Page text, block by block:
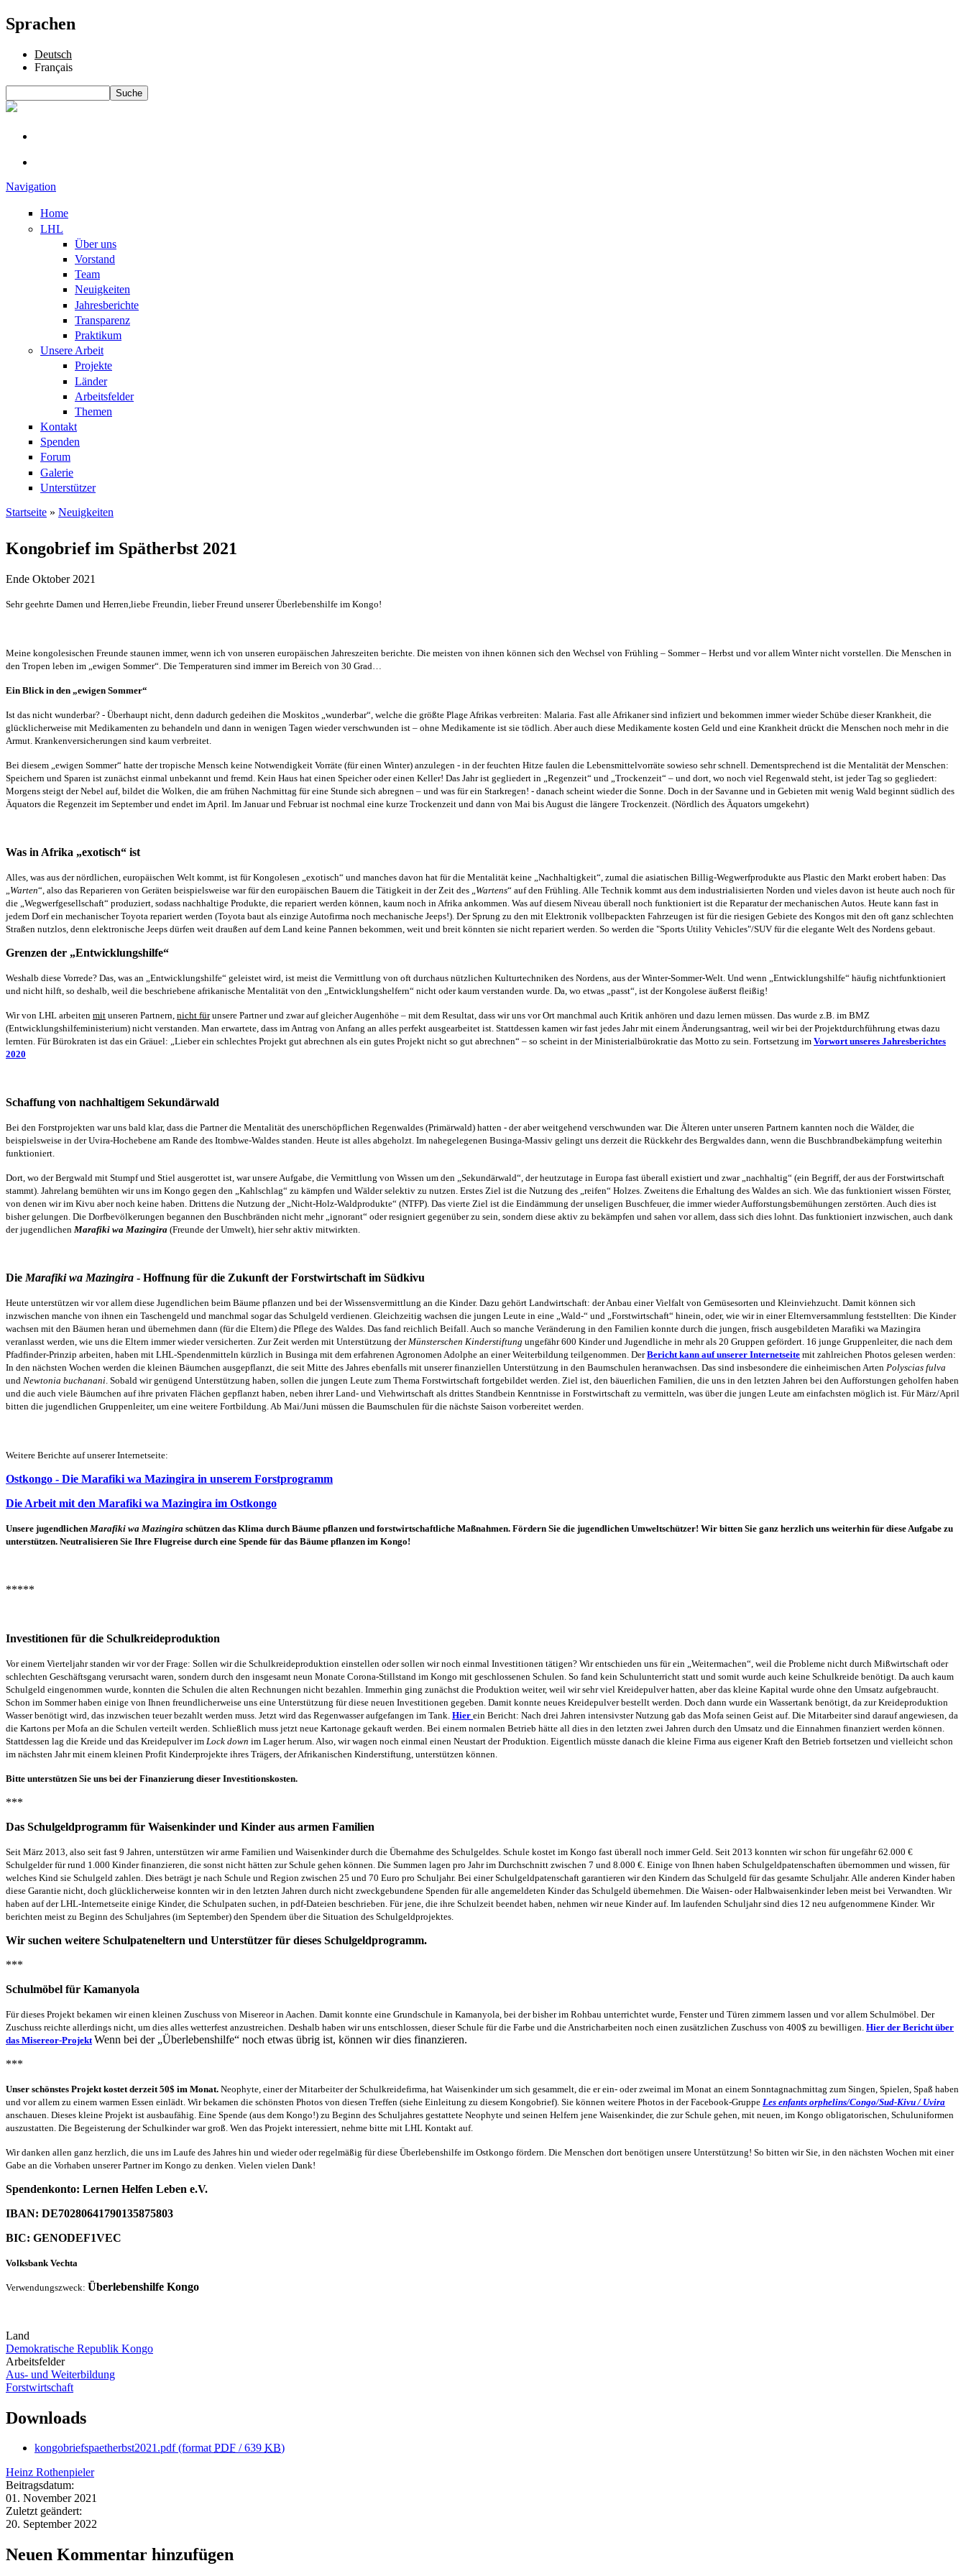
Sprachen
Deutsch
Français
Suchformular
Navigation
Home
LHL
Über uns
Vorstand
Team
Neuigkeiten
Jahresberichte
Transparenz
Praktikum
Unsere Arbeit
Projekte
Länder
Arbeitsfelder
Themen
Kontakt
Spenden
Forum
Galerie
Unterstützer
Startseite » Neuigkeiten
Kongobrief im Spätherbst 2021
Ende Oktober 2021
Sehr geehrte Damen und Herren,liebe Freundin, lieber Freund unserer Überlebenshilfe im Kongo!
Meine kongolesischen Freunde staunen immer, wenn ich von unseren europäischen Jahreszeiten berichte. Die meisten von ihnen können sich den Wechsel von Frühling – Sommer – Herbst und vor allem Winter nicht vorstellen. Die Menschen in
den Tropen leben im „ewigen Sommer“. Die Temperaturen sind immer im Bereich von 30 Grad…
Ein Blick in den „ewigen Sommer“
Ist das nicht wunderbar? - Überhaupt nicht, denn dadurch gedeihen die Moskitos „wunderbar“, welche die größte Plage Afrikas verbreiten: Malaria. Fast alle Afrikaner sind infiziert und bekommen immer wieder Schübe dieser Krankheit, die
glücklicherweise mit Medikamenten zu behandeln und dann in wenigen Tagen wieder verschwunden ist – ohne Medikamente ist sie tödlich. Aber auch diese Medikamente kosten Geld und eine Krankheit drückt die Menschen noch mehr in die
Armut. Krankenversicherungen sind kaum verbreitet.
Bei diesem „ewigen Sommer“ hatte der tropische Mensch keine Notwendigkeit Vorräte (für einen Winter) anzulegen - in der feuchten Hitze faulen die Lebensmittelvorräte sowieso sehr schnell. Dementsprechend ist die Mentalität der Menschen:
Speichern und Sparen ist zunächst einmal unbekannt und fremd. Kein Haus hat einen Speicher oder einen Keller! Das Jahr ist gegliedert in „Regenzeit“ und „Trockenzeit“ – und dort, wo noch viel Regenwald steht, ist jeder Tag so gegliedert:
Morgens steigt der Nebel auf, bildet die Wolken, die am frühen Nachmittag für eine Stunde sich abregnen – und was für ein Starkregen! - danach scheint wieder die Sonne. Doch in der Savanne und in Gebieten mit wenig Wald beginnt südlich des
Äquators die Regenzeit im September und endet im April. Im Januar und Februar ist nochmal eine kurze Trockenzeit und dann von Mai bis August die längere Trockenzeit. (Nördlich des Äquators umgekehrt)
Was in Afrika „exotisch“ ist
Alles, was aus der nördlichen, europäischen Welt kommt, ist für Kongolesen „exotisch“ und manches davon hat für die Mentalität keine „Nachhaltigkeit“, zumal die asiatischen Billig-Wegwerfprodukte aus Plastic den Markt erobert haben: Das
Warten“, also das Reparieren von Geräten beispielsweise war für den europäischen Bauern die Tätigkeit in der Zeit des „ Wartens“ auf den Frühling. Alle Technik kommt aus dem industrialisierten Norden und vieles davon ist heute auch noch für
die „Wegwerfgesellschaft“ produziert, sodass nachhaltige Produkte, die repariert werden können, kaum noch in Afrika ankommen. Was auf diesem Niveau überall noch funktioniert ist die Reparatur der mechanischen Autos. Heute kann fast in
jedem Dorf ein mechanischer Toyota repariert werden (Toyota baut als einzige Autofirma noch mechanische Jeeps!). Der Sprung zu den mit Elektronik vollbepackten Fahrzeugen ist für die riesigen Gebiete des Kongos mit den oft ganz schlechten
Straßen nutzlos, denn elektronische Jeeps dürfen weit draußen auf dem Land keine Pannen bekommen, weit und breit könnten sie nicht repariert werden. So werden die "Sports Utility Vehicles"/SUV für die elegante Welt des Nordens gebaut.
Grenzen der „Entwicklungshilfe“
Weshalb diese Vorrede? Das, was an „Entwicklungshilfe“ geleistet wird, ist meist die Vermittlung von oft durchaus nützlichen Kulturtechniken des Nordens, aus der Winter-Sommer-Welt. Und wenn „Entwicklungs­hilfe“ häufig nichtfunktioniert
und nicht hilft, so deshalb, weil die beschriebene afrikanische Mentalität von den „Entwicklungshelfern“ nicht oder kaum verstanden wurde. Da, wo etwas „passt“, ist der Kongolese äußerst fleißig!
Wir von LHL arbeiten mit unseren Partnern, nicht fürunsere Partner und zwar auf gleicher Augenhöhe – mit dem Resultat, dass wir uns vor Ort manchmal auch Kritik anhören und dazu lernen müssen. Das wurde z.B. im BMZ
(Entwicklungshilfeministerium) nicht verstanden. Man erwartete, dass im Antrag von Anfang an alles perfekt ausgearbeitet ist. Stattdessen kamen wirfast jedes Jahrmit einem Änderungsantrag, weil wirbei der Projektdurchführung etwas dazu
lernten. Für Bürokraten ist das ein Gräuel: „Lieber ein schlechtes Projekt gut abrechnen als ein gutes Projekt nicht so gut abrechnen“ – so scheint in der Ministerialbürokratie das Motto zu sein Fortsetzung im Vorwort unseres Jahresberichtes
2020
Schaffung von nachhaltigem Sekundärwald
Bei den Forstprojekten war uns bald klar, dass die Partner die Mentalität des unerschöpflichen Regenwal­des (Primärwald) hatten - der aber weitgehend verschwunden war. Die Älteren unter unseren Partnern kannten noch die Wälder, die
beispielsweise in der Uvira-Hochebene am Rande des Itombwe-Waldes standen. Heute ist alles abgeholzt. Im nahegelegenen Businga-Massiv gelingt uns derzeit die Rückkehr des Bergwaldes dann, wenn die Buschbrandbekämpfung weiterhin
funktioniert.
Dort, wo der Bergwald mit Stumpf und Stiel ausgerottet ist, war unsere Aufgabe, die Vermittlung von Wissen um den „Sekundärwald“, der heutzutage in Europa fast überall existiert und zwar „nachhaltig“ (ein Begriff, der aus derForstwirtschaft
stammt) Jahrelang bemühten wir uns im Kongo gegen den „Kahlschlag“ zu kämpfen und Wälder selektiv zu nutzen. Erstes Ziel ist die Nutzung des „reifen“ Holzes. Zweitens die Erhaltung des Waldes an sich. Wie das funktioniert wissen Förster,
von denen wir im Kivu aber noch keine haben Drittens die Nutzung der „Nicht-Holz-Waldprodukte“ (NTFP) . Das vierte Ziel ist die Eindämmung der unseligen Buschfeuer, die immer wieder Aufforstungsbemühungen zerstörten. Auch dies ist
bishergelungen. Die Dorfbevölkerungen begannen den Buschbränden nicht mehr„ignorant“ oder resigniert gegenüber zu sein, sondern diese aktiv zu bekämpfen und sahen vor allem, dass sich dies lohnt . Das funktioniert inzwischen, auch dank
derjugendlichen Marafiki wa Mazingira (Freunde der Umwelt), hier sehr aktiv mitwirkten.
Die Marafiki wa Mazingira - Hoffnung für die Zukunft der Forstwirtschaft im Südkivu
Heute unterstützen wir vor allem diese Jugendlichen beim Bäume pflanzen und bei der Wissensvermittlung an die Kinder. Dazu gehört Landwirtschaft: der Anbau einer Vielfalt von Gemüsesorten und Kleinviehzucht. Damit können sich
inzwischen manche von ihnen ein Taschengeld und manchmal sogar das Schulgeld verdienen. Gleichzeitig wachsen die jungen Leute in eine „Wald-“ und „Forstwirtschaft“ hinein, oder, wie wir in einer Elternversammlung feststellten: Die Kinder
wachsen mit den Bäumen heran und übernehmen dann (für die Eltern) die Pflege des Waldes. Das fand reichlich Beifall. Auch so manche Veränderung in den Familien konnte durch die jungen, frisch ausgebildeten Marafiki wa Mazingira
veranlasst werden, wie uns die Eltern immer wieder versicherten. Zur Zeit werden mit Unterstützung der Münsterschen Kinderstiftung ungefähr 600 Kinder und Jugendliche in mehr als 20 Gruppen gefördert . 16 junge Gruppenleiter, die nach dem
Pfadfinder-Prinzip arbeiten, haben mit LHL-Spendenmitteln kürzlich in Businga mit dem erfahrenen Agronomen Adolphe an einer Weiterbildung teilgenommen. DerBericht kann auf unserer Internetseite mit zahlreichen Photos gelesen werden:
In den nächsten Wochen werden die kleinen Bäumchen ausgepflanzt, die seit Mitte des Jahres ebenfalls mit unserer finanziellen Unterstützung in den Baumschulen heranwachsen. Das sind insbesondere die einheimischen Arten Polyscias fulva
und Newtonia buchanani Sobald wir genügend Unterstützung haben, sollen die jungen Leute zum Thema Forstwirtschaft fortgebildet werden. Ziel ist, den bäuerlichen Familien, die uns in den letzten Jahren bei den Aufforstungen geholfen haben
und die auch viele Bäumchen auf ihre privaten Flächen gepflanzt haben, neben ihrer Land- und Viehwirtschaft als drittes Standbein Kenntnisse in Forstwirtschaft zu vermitteln, was über die jungen Leute am einfachsten möglich ist Für März/April
bitten die jugendlichen Gruppenleiter, um eine weitere Fortbildung. Ab Mai/Juni müssen die Baumschulen für die nächste Saison vorbereitet werden.
Weitere Berichte auf unserer Internetseite:
Ostkongo - Die Marafiki wa Mazingira in unserem Forstprogramm
Die Arbeit mit den Marafiki wa Mazingira im Ostkongo
Unsere jugendlichen Marafiki wa Mazingira schützen das Klima durch Bäume pflanzen und forstwirtschaftliche Maßnahmen. Fördern Sie die jugendlichen Umweltschützer! Wir bitten Sie ganz herzlich uns weiterhin für diese Aufgabe zu
unterstützen. Neutralisieren Sie Ihre Flugreise durch eine Spende für das Bäume pflanzen im Kongo!
*****
Investitionen für die Schulkreideproduktion
Vor einem Vierteljahr standen wir vor der Frage: Sollen wir die Schulkreideproduktion einstellen oder sollen wir noch einmal Investitionen tätigen? Wir entschieden uns für ein „Weitermachen“, weil die Probleme nicht durch Mißwirtschaft oder
schlechten Geschäftsgang verursacht waren, sondern durch den insgesamt neun Monate Corona-Stillstand im Kongo mit geschlossenen Schulen. So fand kein Schulunterricht statt und somit wurde auch keine Schulkreide benötigt. Da auch kaum
Schulgeld eingenommen wurde, konnten die Schulen die alten Rechnungen nicht bezahlen. Immerhin ging zunächst die Produktion weiter, weil wir sehr viel Kreidepulver hatten, aber das kleine Kapital wurde ohne den Umsatz aufgebraucht.
Schon im Sommer haben einige von Ihnen freundlicherweise uns eine Unterstützung für diese neuen Investitionen gegeben. Damit konnte neues Kreidepulver bestellt werden. Doch dann wurde ein Wassertank benötigt, da zur Kreideproduktion
Wasser benötigt wird, das inzwischen teuer bezahlt werden muss. Jetzt wird das Regenwasser aufgefangen im Tank. Hier ein Bericht: Nach drei Jahren intensivster Nutzung gab das Mofa seinen Geist auf. Die Mitarbeiter sind darauf angewiesen, da
die Kartons per Mofa an die Schulen verteilt werden. Schließlich muss jetzt neue Kartonage gekauft werden. Bei einem normalen Betrieb hätte all dies in den letzten zwei Jahren durch den Umsatz und die Einnahmen finanziert werden können.
Stattdessen lag die Kreide und das Kreidepulver im Lock down im Lager herum. Also, wir wagen noch einmal einen Neustart der Produktion. Eigentlich müsste danach die kleine Firma aus eigener Kraft den Betrieb fortsetzen und vielleicht schon
im nächsten Jahr mit einem kleinen Profit Kinderprojekte ihres Trägers, der Afrikanischen Kinderstiftung, unterstützen können.
Bitte unterstützen Sie uns bei der Finanzierung dieser Investitionskosten.
***
Das Schulgeldprogramm für Waisenkinder und Kinder aus armen Familien
Seit März 2013, also seit fast 9 Jahren, unterstützen wir arme Familien und Waisenkinder durch die Übernahme des Schulgeldes. Schule kostet im Kongo fast überall noch immer Geld. Seit 2013 konnten wir schon für ungefähr 62.000 €
Schulgelderfür rund 1.000 Kinder finanzieren, die sonst nicht hätten zur Schule gehen können . Die Summen lagen pro Jahr im Durchschnitt zwischen 7 und 8.000 €. Einige von Ihnen haben Schulgeldpatenschaften übernommen und wissen, für
welches Kind sie Schulgeld zahlen. Dies beträgt je nach Schule und Region zwischen 25 und 70 Euro pro Schuljahr. Bei einer Schulgeldpatenschaft garantieren wir den Kindern das Schulgeld für das gesamte Schuljahr. Alle anderen Kinder haben
diese Garantie nicht, doch glücklicherweise konnten wir in den letzten Jahren durch nicht zweckgebundene Spenden für alle angemeldeten Kinder das Schulgeld übernehmen. Die Waisen- oder Halbwaisenkinder leben meist bei Verwandten. Wir
haben auf der LHL-Internetseite einige Kinder, die Schulpaten suchen, in pdf-Dateien beschrieben. Für jene, die ihre Schulzeit beendet haben, nehmen wir neue Kinder auf. Im laufenden Schuljahr sind dies 12 neu aufgenommene Kinder. Wir
berichten meist zu Beginn des Schuljahres (im September) den Spendern über die Situation des Schulgeldprojektes.
Wir suchen weitere Schulpateneltern und Unterstützer für dieses Schulgeldprogramm.
***
Schulmöbel für Kamanyola
Für dieses Projekt bekamen wir einen kleinen Zuschuss von Misereor in Aachen. Damit konnte eine Grundschule in Kamanyola, bei der bisher im Rohbau unterrichtet wurde, Fenster und Türen zimmern lassen und vor allem Schulmöbel. Der
Zuschuss reichte allerdings nicht, um dies alles wetterfest anzustreichen. Deshalb haben wir uns entschlossen, dieserSchule für die Farbe und die Anstricharbeiten noch einen zusätzlichen Zuschuss von 400$ zu bewilligen. Hier der Bericht über
das Misereor-Projekt Wenn bei der „Überlebenshilfe“ noch etwas übrig ist, können wir dies finanzieren.
***
Unser schönstes Projekt kostet derzeit 50$ im Monat. Neophyte, einer der Mitarbeiter der Schulkreidefirma, hat Waisenkinder um sich gesammelt, die er ein- oder zweimal im Monat an einem Sonntagnachmittag zum Singen, Spielen, Spaß haben
und vor allem zu einem warmen Essen einlädt. Wir bekamen die schönsten Photos von diesen Treffen (siehe Einleitung zu diesem Kongobrief). Sie können weitere Photos in der Facebook-Gruppe Les enfants orphelins/Congo/Sud-Kivu / Uvira
anschauen. Dieses kleine Projekt ist ausbaufähig. Eine Spende (aus dem Kongo!) zu Beginn des Schuljahres gestattete Neophyte und seinen Helfern jene Waisenkinder, die zur Schule gehen, mit neuen, im Kongo obligatorischen, Schuluniformen
auszustatten. Die Begeisterung der Schulkinder war groß. Wen das Projekt interessiert, nehme bitte mit LHL Kontakt auf.
Wir danken allen ganz herzlich, die uns im Laufe des Jahres hin und wieder oder regelmäßig für diese Überlebenshilfe im Ostkongo fördern. Die Menschen dort benötigen unsere Unterstützung! So bitten wir Sie, in den nächsten Wochen mit einer
Gabe an die Vorhaben unserer Partner im Kongo zu denken. Vielen vielen Dank!
Spendenkonto: Lernen Helfen Leben e.V.
IBAN: DE70280641790135875803
BIC: GENODEF1VEC
Volksbank Vechta
Verwendungszweck: Überlebenshilfe Kongo
Land
Demokratische Republik Kongo
Arbeitsfelder
Aus- und Weiterbildung
Forstwirtschaft
Downloads
kongobriefspaetherbst2021.pdf(formatPDF / 639 KB)
Heinz Rothenpieler
Beitragsdatum:
01. November 2021
Zuletzt geändert:
20. September 2022
Neuen Kommentar hinzufügen